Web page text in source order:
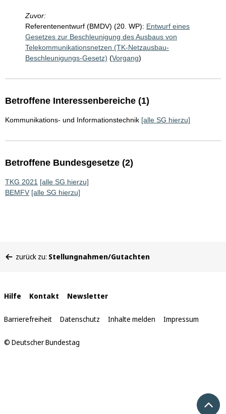
Zuvor:
Referentenentwurf (BMDV) (20. WP): Entwurf eines
Gesetzes zur Beschleunigung des Ausbaus von
Telekommunikationsnetzen (TK-Netzausbau-
Beschleunigungs-Gesetz) (Vorgang)
Betroffene Interessenbereiche (1)
Kommunikations- und Informationstechnik [alle SG hierzu]
Betroffene Bundesgesetze (2)
TKG 2021 [alle SG hierzu]
BEMFV [alle SG hierzu]
befinden
zurück zu: Stellungnahmen/Gutachten
Interne
Links
Hilfe Kontakt Newsletter
Barrierefreiheit Datenschutz Inhalte melden Impressum
© Deutscher Bundestag